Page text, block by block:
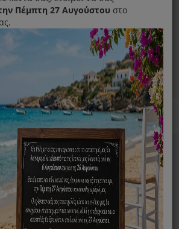
0
συσκευών MENU
Καφέ Και Ροφημάτων
Καπάκι Αποχυμωτή Για Izzy My-624 Vita+
Πέμπτη 27 Αυγούστου στο